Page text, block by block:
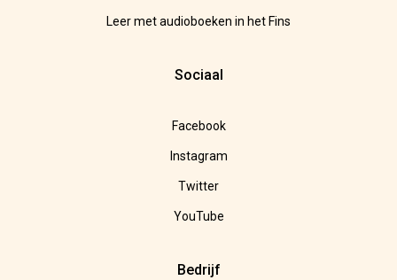
Leer met audioboeken in het Fins
Sociaal
Facebook
Instagram
Twitter
YouTube
Bedrijf